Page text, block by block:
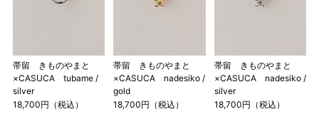
帯留 きものやまと
×CASUCA tubame /
silver
18,700円（税込）
帯留 きものやまと
×CASUCA nadesiko /
gold
18,700円（税込）
帯留 きものやまと
×CASUCA nadesiko /
silver
18,700円（税込）